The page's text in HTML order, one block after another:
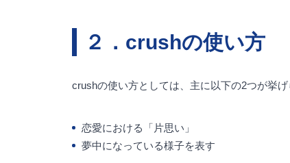
２．crushの使い方
crushの使い方としては、主に以下の2つが挙げ
恋愛における「片思い」
夢中になっている様子を表す